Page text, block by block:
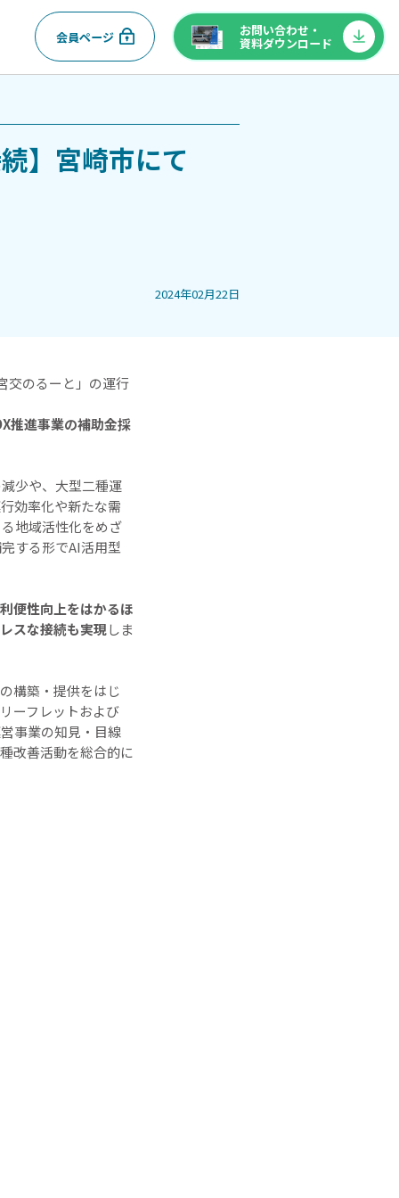
お問い合わせ・
資料ダウンロード
会員ページ
】宮崎市にて
2024年02月22日
交のるーと」の運行
推進事業の補助金採
少や、大型二種運
効率化や新たな需
地域活性化をめざ
する形でAI活用型
便性向上をはかるほ
スな接続も実現しま
構築・提供をはじ
ーフレットおよび
事業の知見・目線
改善活動を総合的に